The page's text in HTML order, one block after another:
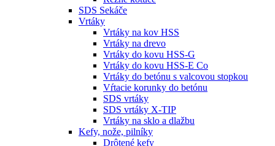
SDS Sekáče
Vrtáky
Vrtáky na kov HSS
Vrtáky na drevo
Vrtáky do kovu HSS-G
Vrtáky do kovu HSS-E Co
Vrtáky do betónu s valcovou stopkou
Vŕtacie korunky do betónu
SDS vrtáky
SDS vrtáky X-TIP
Vrtáky na sklo a dlažbu
Kefy, nože, pilníky
Drôtené kefy